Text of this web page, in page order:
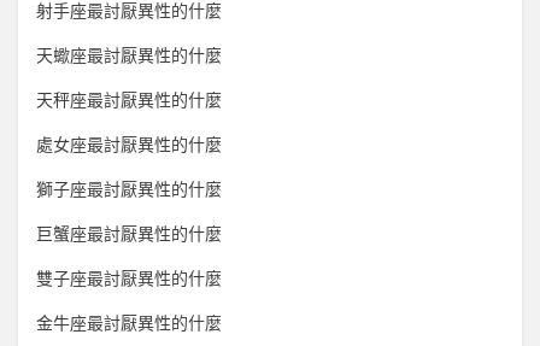
射手座最討厭異性的什麼
天蠍座最討厭異性的什麼
天秤座最討厭異性的什麼
處女座最討厭異性的什麼
獅子座最討厭異性的什麼
巨蟹座最討厭異性的什麼
雙子座最討厭異性的什麼
金牛座最討厭異性的什麼